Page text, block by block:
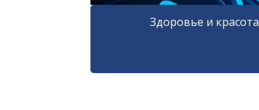
Здоровье и красота